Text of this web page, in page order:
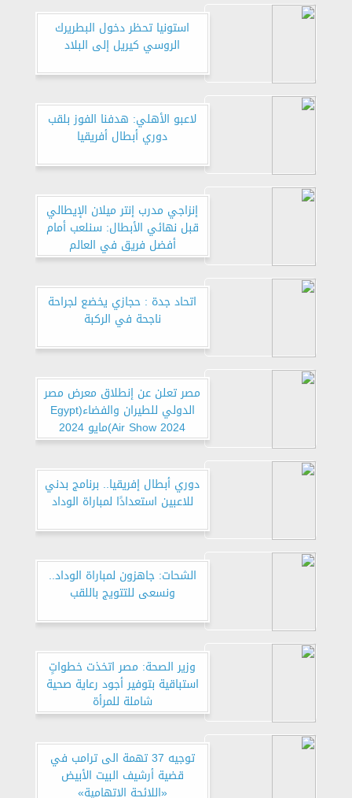
استونيا تحظر دخول البطريرك
الروسي كيريل إلى البلاد
لاعبو الأهلي: هدفنا الفوز بلقب
دوري أبطال أفريقيا
إنزاجي مدرب إنتر ميلان الإيطالي
قبل نهائي الأبطال: سنلعب أمام
أفضل فريق في العالم
اتحاد جدة : حجازي يخضع لجراحة
ناجحة في الركبة
مصر تعلن عن إنطلاق معرض مصر
الدولي للطيران والفضاء(Egypt
Air Show 2024)مايو 2024
بمشاركة القوات الجوية ورواد
دوري أبطال إفريقيا.. برنامج بدني
للاعبين استعدادًا لمباراة الوداد
الشحات: جاهزون لمباراة الوداد..
ونسعى للتتويج باللقب
وزير الصحة: مصر اتخذت خطواتٍ
استباقية بتوفير أجود رعاية صحية
شاملة للمرأة
توجيه 37 تهمة الى ترامب في
قضية أرشيف البيت الأبيض
«اللائحة الاتهامية»